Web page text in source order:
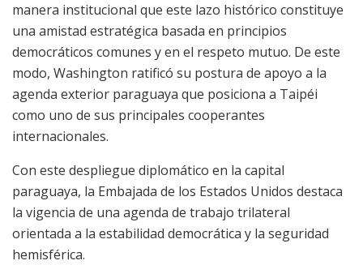
manera institucional que este lazo histórico constituye
una amistad estratégica basada en principios
democráticos comunes y en el respeto mutuo. De este
modo, Washington ratificó su postura de apoyo a la
agenda exterior paraguaya que posiciona a Taipéi
como uno de sus principales cooperantes
internacionales.
Con este despliegue diplomático en la capital
paraguaya, la Embajada de los Estados Unidos destaca
la vigencia de una agenda de trabajo trilateral
orientada a la estabilidad democrática y la seguridad
hemisférica.